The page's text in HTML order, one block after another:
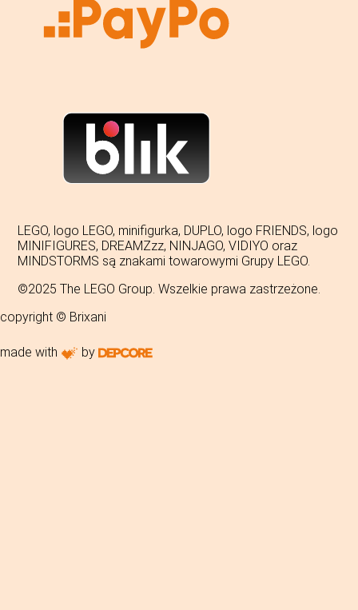
LEGO, logo LEGO, minifigurka, DUPLO, logo FRIENDS, logo
MINIFIGURES, DREAMZzz, NINJAGO, VIDIYO oraz
MINDSTORMS są znakami towarowymi Grupy LEGO.
©2025 The LEGO Group. Wszelkie prawa zastrzeżone.
copyright © Brixani
made with by